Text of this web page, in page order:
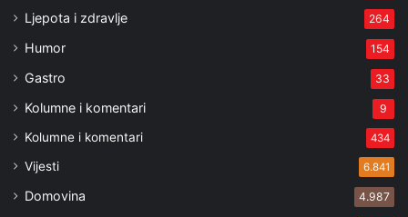
Ljepota i zdravlje 264
Humor 154
Gastro 33
Kolumne i komentari 9
Kolumne i komentari 434
Vijesti 6.841
Domovina 4.987